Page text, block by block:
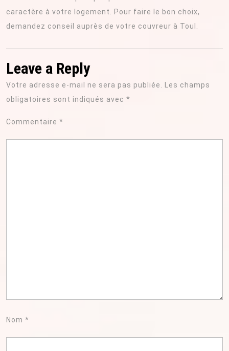
caractère à votre logement. Pour faire le bon choix,
demandez conseil auprès de votre couvreur à Toul.
Leave a Reply
Votre adresse e-mail ne sera pas publiée.
Les champs
obligatoires sont indiqués avec *
Commentaire *
Nom *